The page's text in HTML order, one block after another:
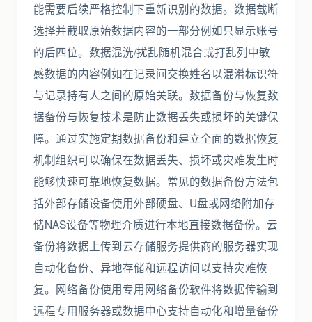
能需要后续严格控制下重新识别的数据。数据截断
选择并截取原始数据内容的一部分例如只显示账号
的后四位。数据混洗/扰乱随机混合或打乱列中敏
感数据的内容例如在记录间交换姓名以混淆标识符
与记录持有人之间的原始关联。数据备份与恢复数
据备份与恢复技术是防止数据丢失或损坏的关键保
障。通过实施定期数据备份和建立全面的数据恢复
机制组织可以确保在数据丢失、损坏或灾难发生时
能够快速可靠地恢复数据。常见的数据备份方法包
括外部存储设备使用外部硬盘、U盘或网络附加存
储NAS设备等物理介质进行本地直接数据备份。云
备份将数据上传到云存储服务提供商的服务器实现
自动化备份、异地存储和远程访问以支持灾难恢
复。网络备份使用专用网络备份软件将数据传输到
远程专用服务器或数据中心支持自动化和增量备份